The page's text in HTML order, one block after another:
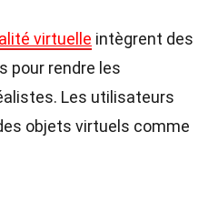
virtuelle intègrent des
pour rendre les
Les utilisateurs
objets virtuels comme